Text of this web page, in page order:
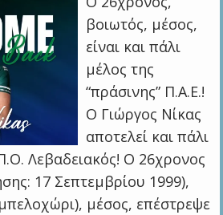
βοιωτός, μέσος,
είναι και πάλι
μέλος της
“πράσινης” Π.Α.Ε.!
Ο Γιώργος Νίκας
αποτελεί και πάλι
Λεβαδειακός! Ο 26χρονος
17 Σεπτεμβρίου 1999),
μέσος, επέστρεψε